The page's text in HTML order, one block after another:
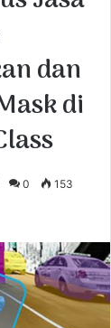
dan
di
0 153